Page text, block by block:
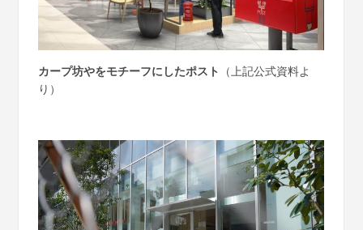
カープ坊やをモチーフにしたポスト
（上記公式資料よ
り）